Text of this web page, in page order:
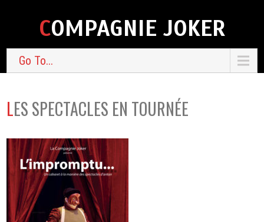
COMPAGNIE JOKER
Go To...
LES SPECTACLES EN TOURNÉE